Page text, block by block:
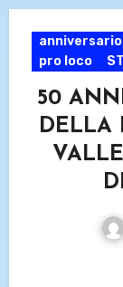
anniversario
pro loco
50
DELLA